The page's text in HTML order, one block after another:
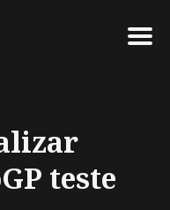
teste